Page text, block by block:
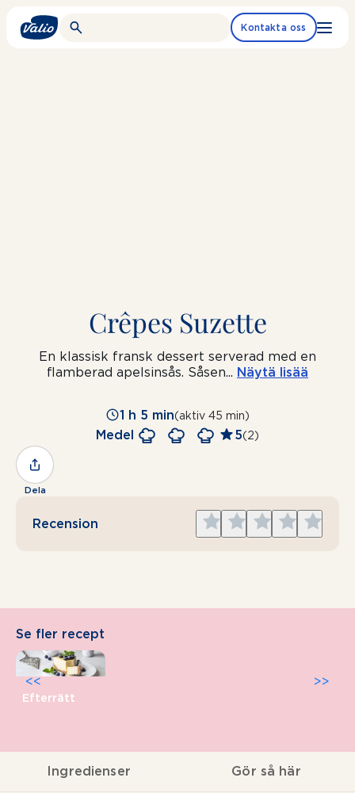
Kontakta oss
Crêpes Suzette
En klassisk fransk dessert serverad med en
flamberad apelsinsås. Såsen... Näytä lisää
1 h 5 min(aktiv 45 min)
Medel 5(2)
Dela
Recension
Give
5
Give
4
Give
3
Give
2
Give
1
Se fler recept
Efterrätt
>>
<<
Ingredienser Gör så här